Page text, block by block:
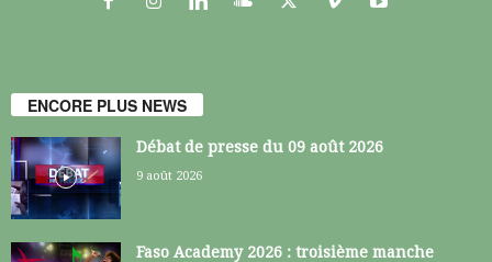
ENCORE PLUS NEWS
Débat de presse du 09 août 2026
9 août 2026
Faso Academy 2026 : troisième manche